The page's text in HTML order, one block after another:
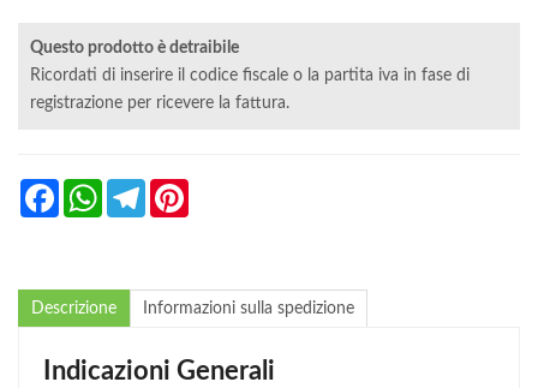
Questo prodotto è detraibile
Ricordati di inserire il codice fiscale o la partita iva in fase di
registrazione per ricevere la fattura.
FacebookWhatsAppTelegram
Descrizione Informazioni sulla spedizione
Indicazioni Generali